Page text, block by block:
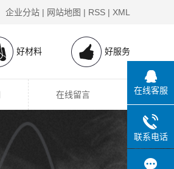
企业分站 | 网站地图 | RSS | XML
好材料 好服务
在线留言 在线客服
联系电话